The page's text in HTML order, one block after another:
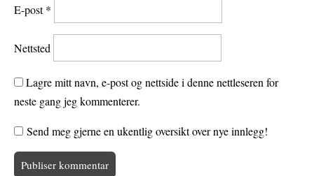
E-post*
Nettsted
Lagre mitt navn, e-post og nettside i denne nettleseren for
neste gang jeg kommenterer.
Send meg gjerne en ukentlig oversikt over nye innlegg!